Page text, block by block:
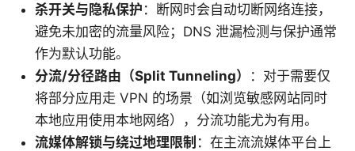
杀开关与隐私保护 ：断网时会自动切断网络连接，
避免未加密的流量风险；DNS 泄漏检测与保护通常
作为默认功能。
分流/分径路由（Split Tunneling）
：对于需要仅
将部分应用走 VPN 的场景（如浏览敏感网站同时
本地应用使用本地网络），分流功能尤为有用。
流媒体解锁与绕过地理限制 ：在主流流媒体平台上